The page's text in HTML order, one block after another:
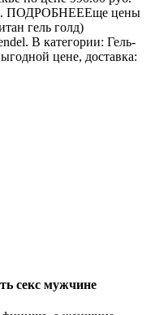
ПОДРОБНЕЕЕще цены
гель голд)
В категории: Гель-
цене, доставка:
секс мужчине